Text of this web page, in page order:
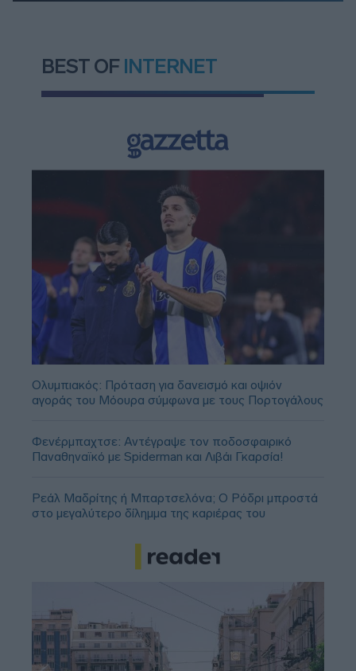
BEST OF INTERNET
Ολυμπιακός: Πρόταση για δανεισμό και οψιόν
αγοράς του Μόουρα σύμφωνα με τους Πορτογάλους
Φενέρμπαχτσε: Αντέγραψε τον ποδοσφαιρικό
Παναθηναϊκό με Spiderman και Λιβάι Γκαρσία!
Ρεάλ Μαδρίτης ή Μπαρτσελόνα; Ο Ρόδρι μπροστά
στο μεγαλύτερο δίλημμα της καριέρας του